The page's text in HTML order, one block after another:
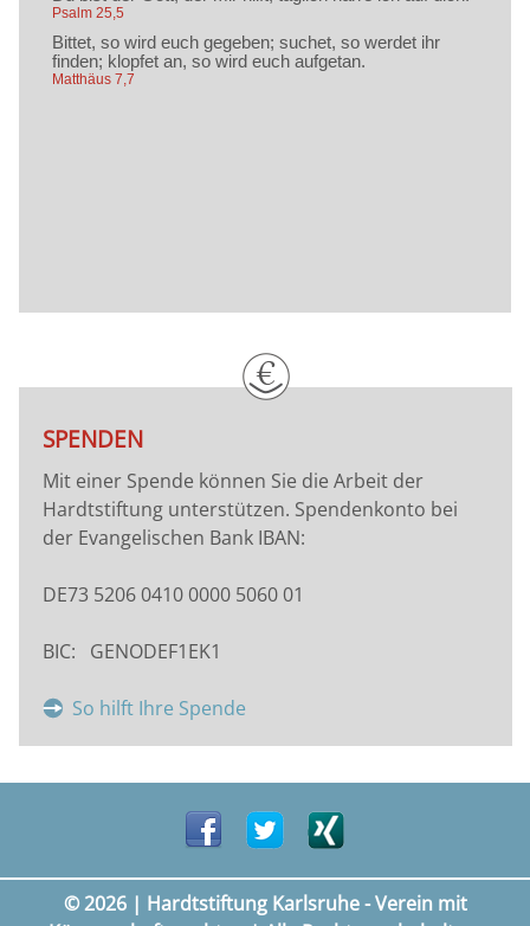
SPENDEN
Mit einer Spende können Sie die Arbeit der
Hardtstiftung unterstützen. Spendenkonto bei
der Evangelischen Bank IBAN:
DE73 5206 0410 0000 5060 01
BIC: GENODEF1EK1
So hilft Ihre Spende
© 2026 | Hardtstiftung Karlsruhe - Verein mit